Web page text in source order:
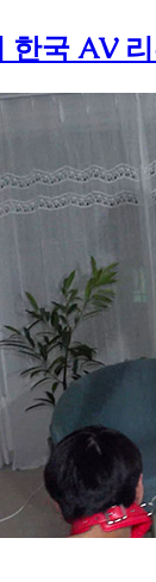
한국 AV